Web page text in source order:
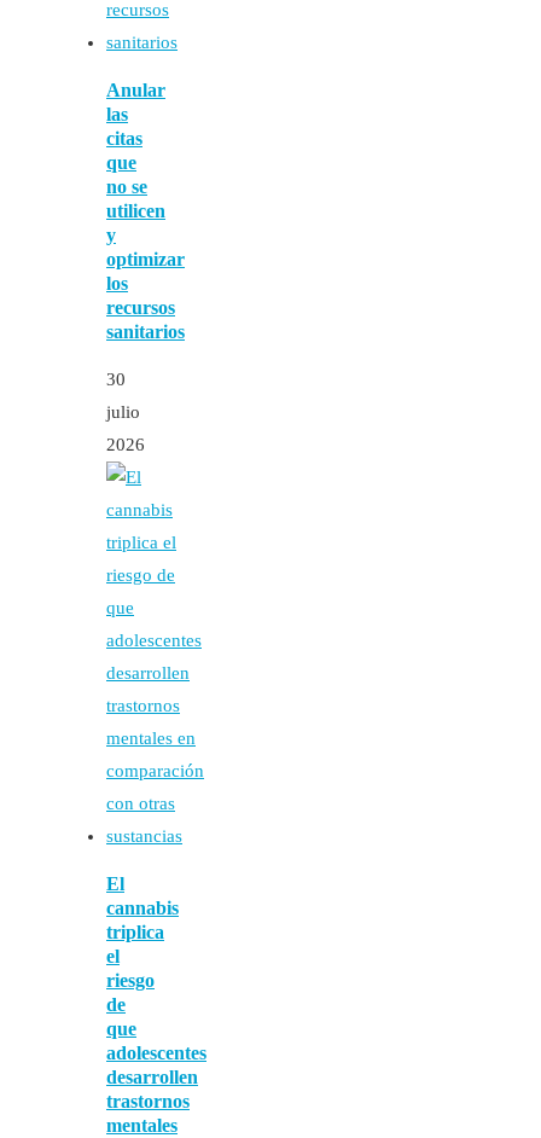
Anular
las
citas
que
no se
utilicen
y
optimizar
los
recursos
sanitarios
30
julio
2026
El
cannabis
triplica
el
riesgo
de
que
adolescentes
desarrollen
trastornos
mentales